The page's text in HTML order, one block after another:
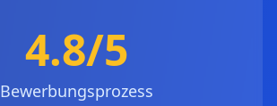
4.8/5
Bewerbungsprozess